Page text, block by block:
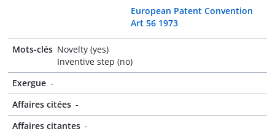
European Patent Convention
Art 56 1973
Mots-clés Novelty (yes)
Inventive step (no)
Exergue -
Affaires citées -
Affaires citantes -